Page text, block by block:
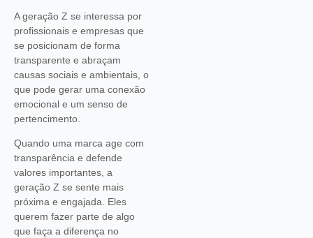
A geração Z se interessa por
profissionais e empresas que
se posicionam de forma
transparente e abraçam
causas sociais e ambientais, o
que pode gerar uma conexão
emocional e um senso de
pertencimento.
Quando uma marca age com
transparência e defende
valores importantes, a
geração Z se sente mais
próxima e engajada. Eles
querem fazer parte de algo
que faça a diferença no